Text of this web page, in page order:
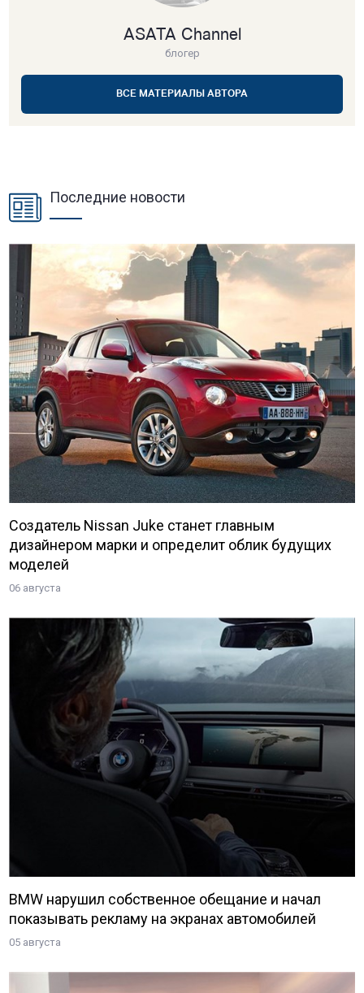
ASATA Channel
блогер
ВСЕ МАТЕРИАЛЫ АВТОРА
Последние новости
Создатель Nissan Juke станет главным
дизайнером марки и определит облик будущих
моделей
06 августа
BMW нарушил собственное обещание и начал
показывать рекламу на экранах автомобилей
05 августа